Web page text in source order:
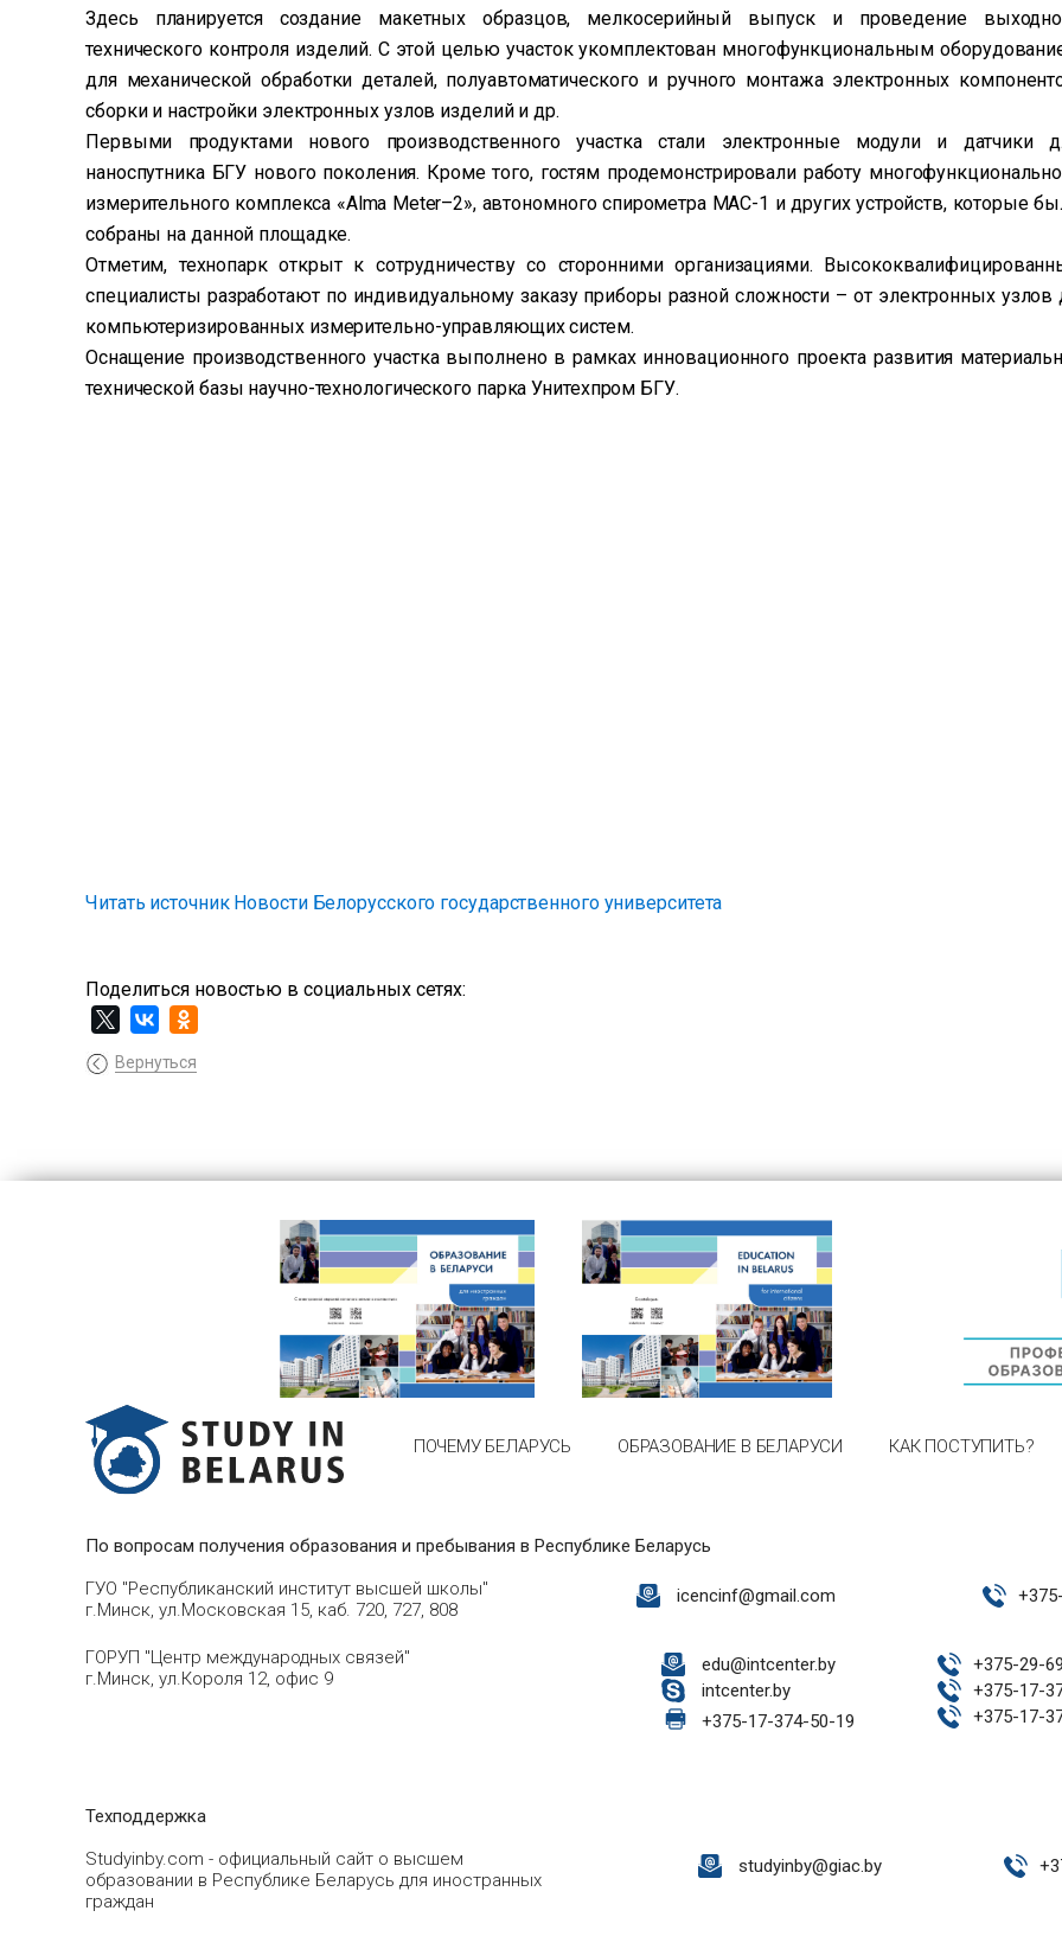
Здесь планируется создание макетных образцов, мелкосерийный выпуск и проведение
технического контроля изделий. С этой целью участок укомплектован многофункциональным
для механической обработки деталей, полуавтоматического и ручного монтажа электронных
сборки и настройки электронных узлов изделий и др.
Первыми продуктами нового производственного участка стали электронные модули и датчики
наноспутника БГУ нового поколения. Кроме того, гостям продемонстрировали работу
измерительного комплекса «Alma Meter–2», автономного спирометра МАС-1 и других устройств, которые
собраны на данной площадке.
Отметим, технопарк открыт к сотрудничеству со сторонними организациями.
специалисты разработают по индивидуальному заказу приборы разной сложности – от электронных узлов
компьютеризированных измерительно-управляющих систем.
Оснащение производственного участка выполнено в рамках инновационного проекта развития
технической базы научно-технологического парка Унитехпром БГУ.
Читать источник Новости Белорусского государственного университета
Поделиться новостью в социальных сетях:
Вернуться
ПОЧЕМУ БЕЛАРУСЬ ОБРАЗОВАНИЕ В БЕЛАРУСИ КАК ПОСТУПИТЬ?
По вопросам получения образования и пребывания в Республике Беларусь
ГУО "Республиканский институт высшей школы"
г.Минск, ул.Московская 15, каб. 720, 727, 808
icencinf@gmail.com +
ГОРУП "Центр международных связей"
г.Минск, ул.Короля 12, офис 9
edu@intcenter.by
intcenter.by
+375-17-374-50-19
+375-29-
+375-17-
+375-17-
Техподдержка
Studyinby.com - официальный сайт о высшем
образовании в Республике Беларусь для иностранных
граждан
studyinby@giac.by +